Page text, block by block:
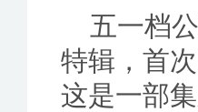
五一档
特辑，首
这是一部